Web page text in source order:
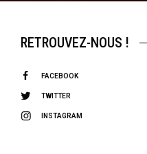
RETROUVEZ-NOUS !
FACEBOOK
TWITTER
INSTAGRAM